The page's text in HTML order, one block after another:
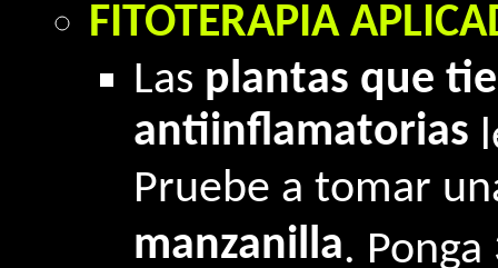
FITOTERAPIA
Las plantas que
antiinflamatorias
Pruebe a tomar
manzanilla.